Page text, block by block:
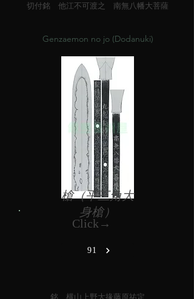
切付銘 他江不可渡之 南無八幡大菩薩
Genzaemon no jo (Dodanuki)
槍（平三角大
身槍）
Click→
91
銘 横山上野大掾藤原祐定